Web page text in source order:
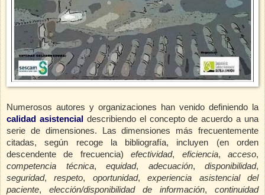
Numerosos autores y organizaciones han venido definiendo la
calidad asistencial describiendo el concepto de acuerdo a una
serie de dimensiones. Las dimensiones más frecuentemente
citadas, según recoge la bibliografía, incluyen (en orden
descendente de frecuencia)efectividad, eficiencia,acceso,
competencia técnica, equidad, adecuación, disponibilidad,
seguridad,respeto, oportunidad,experiencia
asistencial del
paciente, elección/disponibilidad de información, continuidad